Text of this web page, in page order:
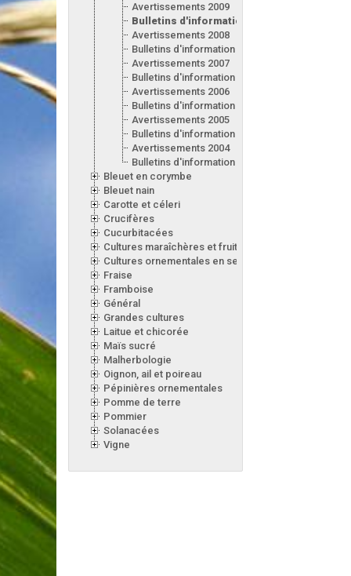
Avertissements 2009
Bulletins d'information 2009
Avertissements 2008
Bulletins d'information 2008
Avertissements 2007
Bulletins d'information 2007
Avertissements 2006
Bulletins d'information 2006
Avertissements 2005
Bulletins d'information 2005
Avertissements 2004
Bulletins d'information 2004
Bleuet en corymbe
Bleuet nain
Carotte et céleri
Crucifères
Cucurbitacées
Cultures maraîchères et fruitières en serre
Cultures ornementales en serre
Fraise
Framboise
Général
Grandes cultures
Laitue et chicorée
Maïs sucré
Malherbologie
Oignon, ail et poireau
Pépinières ornementales
Pomme de terre
Pommier
Solanacées
Vigne